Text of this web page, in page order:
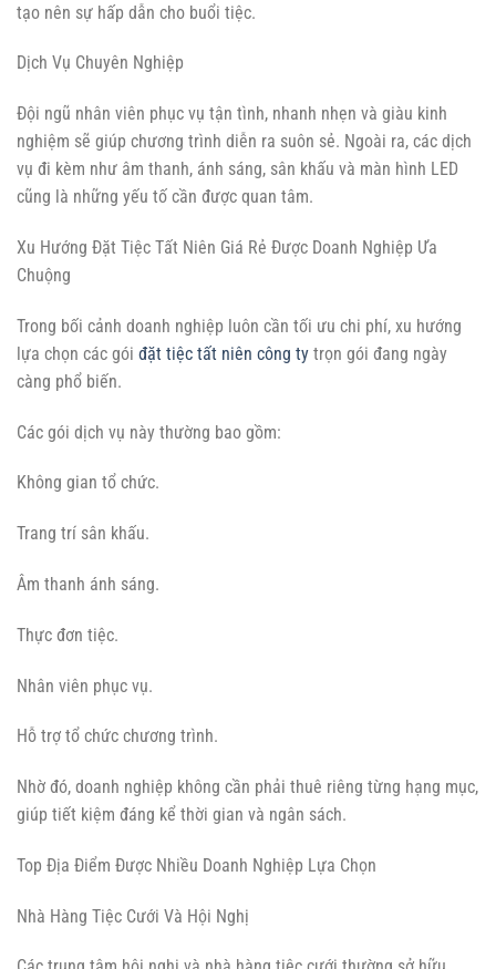
tạo nên sự hấp dẫn cho buổi tiệc.
Dịch Vụ Chuyên Nghiệp
Đội ngũ nhân viên phục vụ tận tình, nhanh nhẹn và giàu kinh
nghiệm sẽ giúp chương trình diễn ra suôn sẻ. Ngoài ra, các dịch
vụ đi kèm như âm thanh, ánh sáng, sân khấu và màn hình LED
cũng là những yếu tố cần được quan tâm.
Xu Hướng Đặt Tiệc Tất Niên Giá Rẻ Được Doanh Nghiệp Ưa
Chuộng
Trong bối cảnh doanh nghiệp luôn cần tối ưu chi phí, xu hướng
lựa chọn các gói đặt tiệc tất niên công ty trọn gói đang ngày
càng phổ biến.
Các gói dịch vụ này thường bao gồm:
Không gian tổ chức.
Trang trí sân khấu.
Âm thanh ánh sáng.
Thực đơn tiệc.
Nhân viên phục vụ.
Hỗ trợ tổ chức chương trình.
Nhờ đó, doanh nghiệp không cần phải thuê riêng từng hạng mục,
giúp tiết kiệm đáng kể thời gian và ngân sách.
Top Địa Điểm Được Nhiều Doanh Nghiệp Lựa Chọn
Nhà Hàng Tiệc Cưới Và Hội Nghị